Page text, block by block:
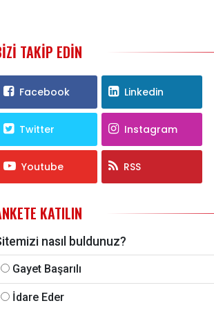
TAKIP EDIN
Facebook Linkedin
Twitter Instagram
Youtube RSS
KATILIN
nasıl buldunuz?
Gayet Başarılı
İdare Eder